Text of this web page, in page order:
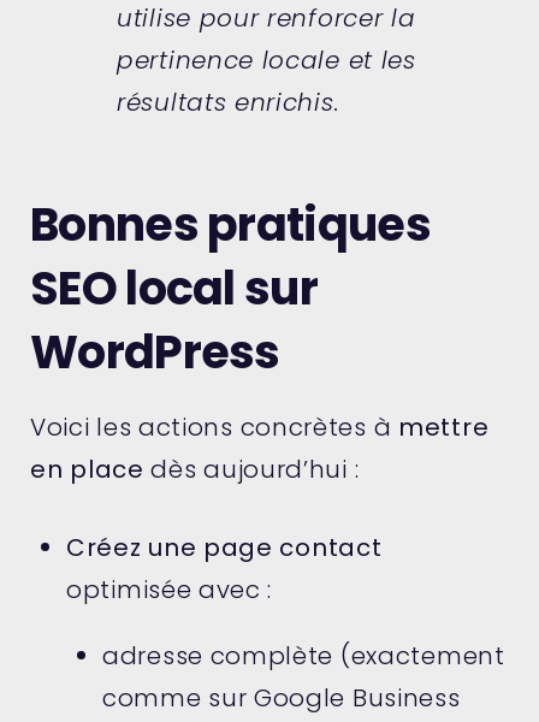
utilise pour renforcer la
pertinence locale et les
résultats enrichis.
Bonnes pratiques
SEO local sur
WordPress
Voici les actions concrètes à mettre
en place dès aujourd’hui :
Créez une page contact
optimisée avec :
adresse complète (exactement
comme sur Google Business